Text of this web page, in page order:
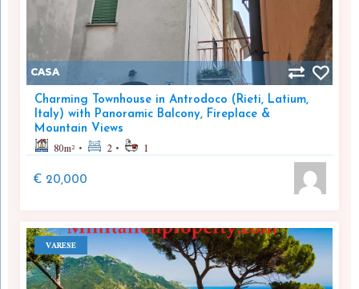
CASA
Charming Townhouse in Antrodoco (Rieti, Latium,
Italy) with Panoramic Balcony, Fireplace &
Mountain Views
80m² 2 1
€ 20,000
VARESE